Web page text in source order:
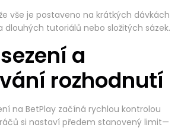
vše je postaveno na krátkých dávkách
dlouhých tutoriálů nebo složitých sázek.
a
rozhodnutí
na BetPlay začíná rychlou kontrolou
si nastaví předem stanovený limit—